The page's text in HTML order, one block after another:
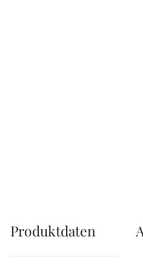
Produktdaten